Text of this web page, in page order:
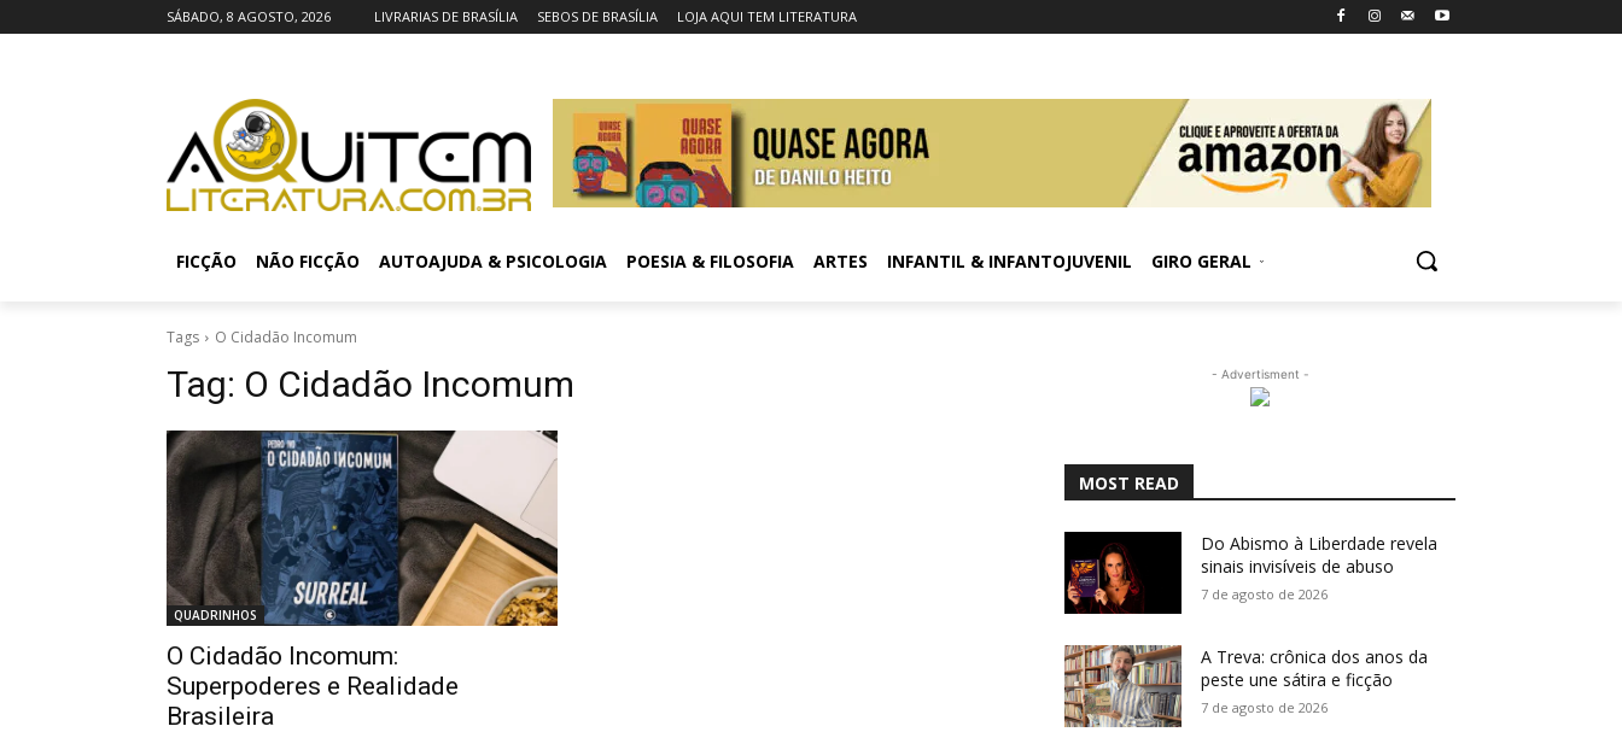
SÁBADO, 8 AGOSTO, 2026 LIVRARIAS DE BRASÍLIA SEBOS DE BRASÍLIA LOJA AQUI TEM LITERATURA
FICÇÃO NÃO FICÇÃO AUTOAJUDA & PSICOLOGIA POESIA & FILOSOFIA ARTES INFANTIL & INFANTOJUVENIL GIRO GERAL
Tags O Cidadão Incomum
Tag: O Cidadão Incomum
QUADRINHOS
O Cidadão Incomum:
Superpoderes e Realidade
Brasileira
- Advertisment -
MOST READ
Do Abismo à Liberdade revela
sinais invisíveis de abuso
7 de agosto de 2026
A Treva: crônica dos anos da
peste une sátira e ficção
7 de agosto de 2026